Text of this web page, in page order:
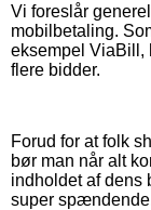
Vi foreslår
mobilbetaling.
eksempel ViaBill,
flere bidder.
Forud for at folk
bør man når alt
indholdet af dens
super